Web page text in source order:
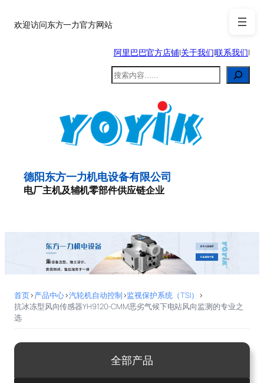
至欢迎访问东方一力官方网站
阿里巴巴官方店铺|关于我们|联系我们|
搜
索
德阳东方一力机电设备有限公司
电厂主机及辅机零部件供应链企业
首页>产品中心>汽轮机自动控制>监视保护系统（TSI） >
抗冰冻型风向传感器YH9120-CMM恶劣气候下电站风向监测的专业之
选
全部产品